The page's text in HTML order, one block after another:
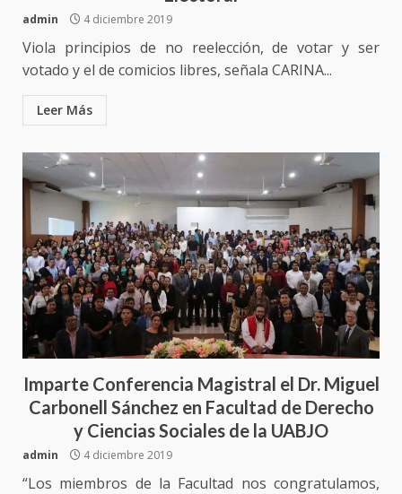
admin 4 diciembre 2019
Viola principios de no reelección, de votar y ser
votado y el de comicios libres, señala CARINA...
Leer Más
Imparte Conferencia Magistral el Dr. Miguel
Carbonell Sánchez en Facultad de Derecho
y Ciencias Sociales de la UABJO
admin 4 diciembre 2019
“Los miembros de la Facultad nos congratulamos,
3
5 agosto 2026
Encuentro de Ariadna Montiel
30 julio 2026
5
Secretaría de Gobierno refuerza
presencia institucional en San
Juan Mazatlán
20 julio 2026
Sanciona Municipio de Oaxaca
de Juárez caso de maltrato
animal tras denuncia ciudadana
7
Detienen a Ernesto Ruffo en Baja
California; FGR lo investiga por
delincuencia organizada y
contrabando